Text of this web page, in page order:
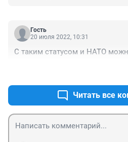
Гость
20 июля 2022, 10:31
С таким статусом и НАТО
Читать все